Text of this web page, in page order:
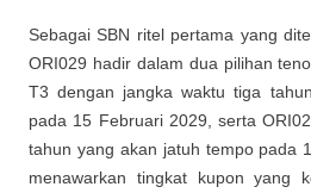
Sebagai SBN ritel pertama yang
ORI029 hadir dalam dua pilihan
T3 dengan jangka waktu tiga
pada 15 Februari 2029, serta
tahun yang akan jatuh tempo pada
menawarkan tingkat kupon yang